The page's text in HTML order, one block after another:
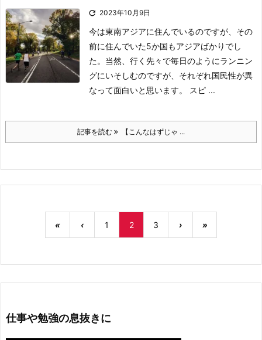
 2023年10月9日
今は東南アジアに住んでいるのですが、その
前に住んでいた5か国もアジアばかりでし
た。 当然、行く先々で毎日のようにランニン
グにいそしむのですが、それぞれ国民性が異
なって面白いと思います。
スピ ...
記事を読む 【こんなはずじゃ ...
« ‹ 1 2 3 › »
仕事や勉強の息抜きに